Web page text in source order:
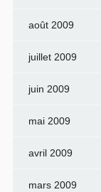
août 2009
juillet 2009
juin 2009
mai 2009
avril 2009
mars 2009